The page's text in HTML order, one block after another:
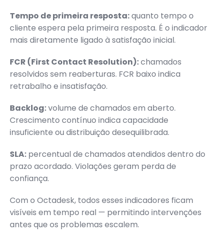
Tempo de primeira resposta:quanto tempo o
cliente espera pela primeira resposta. É o indicador
mais diretamente ligado à satisfação inicial.
FCR (First Contact Resolution):chamados
resolvidos sem reaberturas. FCR baixo indica
retrabalho e insatisfação.
Backlog:volume de chamados em aberto.
Crescimento contínuo indica capacidade
insuficiente ou distribuição desequilibrada.
SLA: percentual de chamados atendidos dentro do
prazo acordado. Violações geram perda de
confiança.
Com o Octadesk, todos esses indicadores ficam
visíveis em tempo real — permitindo intervenções
antes que os problemas escalem.